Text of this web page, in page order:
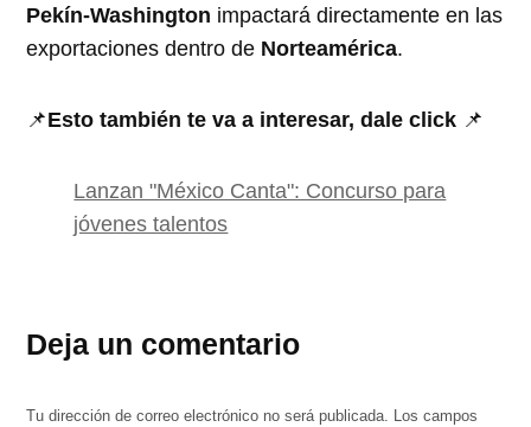
Pekín-Washington impactará directamente en las
exportaciones dentro de Norteamérica.
📌Esto también te va a interesar, dale click 📌
Lanzan "México Canta": Concurso para
jóvenes talentos
Deja un comentario
Tu dirección de correo electrónico no será publicada. Los campos